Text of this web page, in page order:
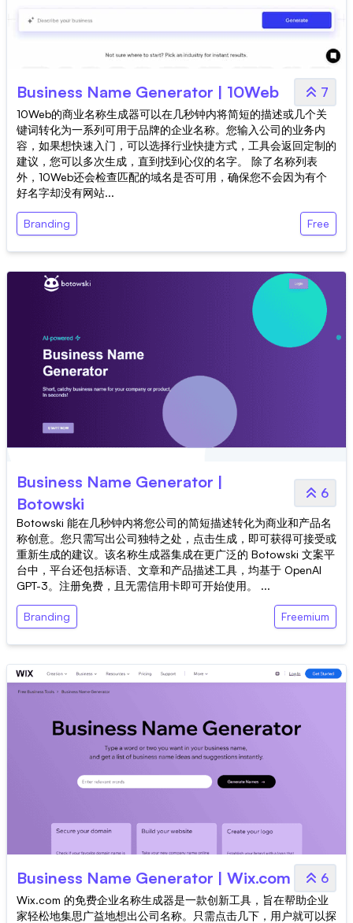
Business Name Generator | 10Web 7
10Web的商业名称生成器可以在几秒钟内将简短的描述或几个关
键词转化为一系列可用于品牌的企业名称。您输入公司的业务内
容，如果想快速入门，可以选择行业快捷方式，工具会返回定制的
建议，您可以多次生成，直到找到心仪的名字。 除了名称列表
外，10Web还会检查匹配的域名是否可用，确保您不会因为有个
好名字却没有网站...
Branding Free
Business Name Generator |
Botowski
6
Botowski 能在几秒钟内将您公司的简短描述转化为商业和产品名
称创意。您只需写出公司独特之处，点击生成，即可获得可接受或
重新生成的建议。该名称生成器集成在更广泛的 Botowski 文案平
台中，平台还包括标语、文章和产品描述工具，均基于 OpenAI
GPT-3。注册免费，且无需信用卡即可开始使用。 ...
Branding Freemium
Business Name Generator | Wix.com 6
Wix.com 的免费企业名称生成器是一款创新工具，旨在帮助企业
家轻松地集思广益地想出公司名称。只需点击几下，用户就可以探